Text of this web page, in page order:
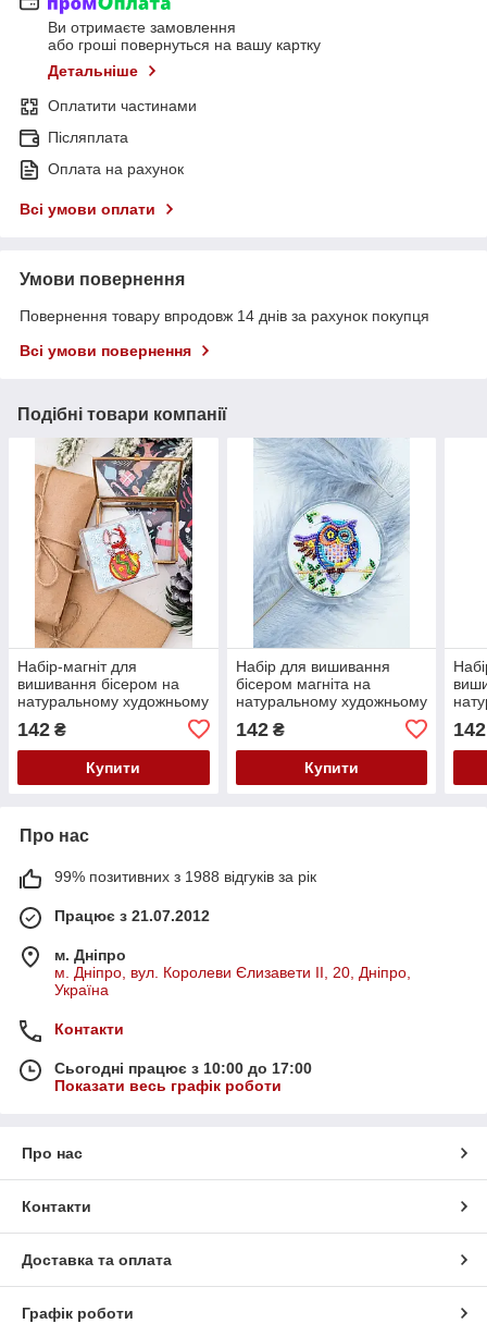
Ви отримаєте замовлення
або гроші повернуться на вашу картку
Детальніше
Оплатити частинами
Післяплата
Оплата на рахунок
Всі умови оплати
Умови повернення
Повернення товару впродовж 14 днів за рахунок покупця
Всі умови повернення
Подібні товари компанії
Набір-магніт для
вишивання бісером на
натуральному художньому
основою "Мишеня" Абрис
Арт
142 ₴
Купити
Набір для вишивання
бісером магніта на
натуральному художньому
основою "Добрий ранок"
Абрис
142₴
Купити
142
Про нас
99% позитивних з 1988 відгуків за рік
Працює з 21.07.2012
м. Дніпро
м. Дніпро, вул. Королеви Єлизавети ІІ, 20, Дніпро,
Україна
Контакти
Сьогодні працює з 10:00 до 17:00
Показати весь графік роботи
Про нас
Контакти
Доставка та оплата
Графік роботи